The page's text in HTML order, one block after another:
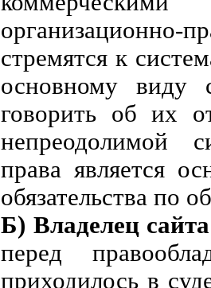
стремятся к
основному виду
говорить об их
непреодолимой
права является
обязательства по
Б) Владелец сайта
перед
приходилось в